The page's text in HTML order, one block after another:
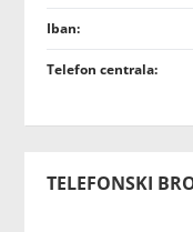
Iban:
Telefon centrala:
TELEFONSKI